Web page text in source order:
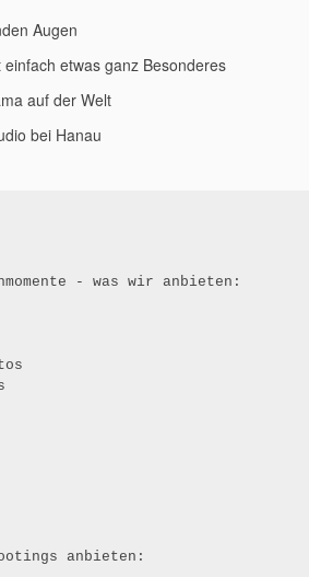
Augen
etwas ganz Besonderes
auf der Welt
bei Hanau
- was wir anbieten:
anbieten: